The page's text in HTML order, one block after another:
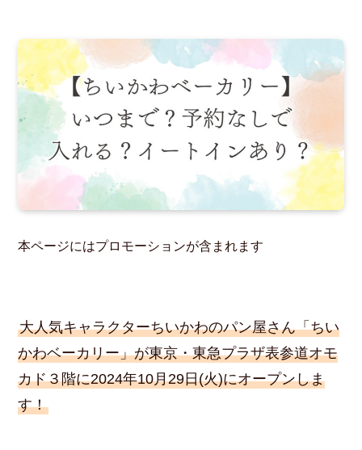
本ページにはプロモーションが含まれます
大人気キャラクターちいかわのパン屋さん「ちい
かわベーカリー」が東京・東急プラザ表参道オモ
カド３階に2024年10月29日(火)にオープンしま
す！